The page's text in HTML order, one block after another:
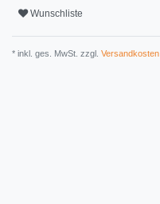
Wunschliste
* inkl. ges. MwSt. zzgl. Versandkosten